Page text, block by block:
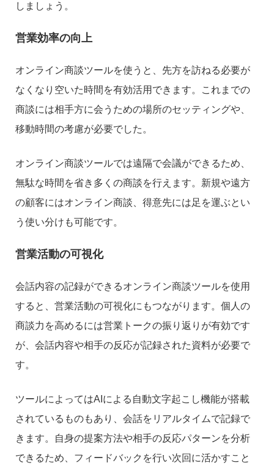
しましょう。
営業効率の向上
オンライン商談ツールを使うと、先方を訪ねる必要が
なくなり空いた時間を有効活用できます。これまでの
商談には相手方に会うための場所のセッティングや、
移動時間の考慮が必要でした。
オンライン商談ツールでは遠隔で会議ができるため、
無駄な時間を省き多くの商談を行えます。新規や遠方
の顧客にはオンライン商談、得意先には足を運ぶとい
う使い分けも可能です。
営業活動の可視化
会話内容の記録ができるオンライン商談ツールを使用
すると、営業活動の可視化にもつながります。個人の
商談力を高めるには営業トークの振り返りが有効です
が、会話内容や相手の反応が記録された資料が必要で
す。
ツールによってはAIによる自動文字起こし機能が搭載
されているものもあり、会話をリアルタイムで記録で
きます。自身の提案方法や相手の反応パターンを分析
できるため、フィードバックを行い次回に活かすこと